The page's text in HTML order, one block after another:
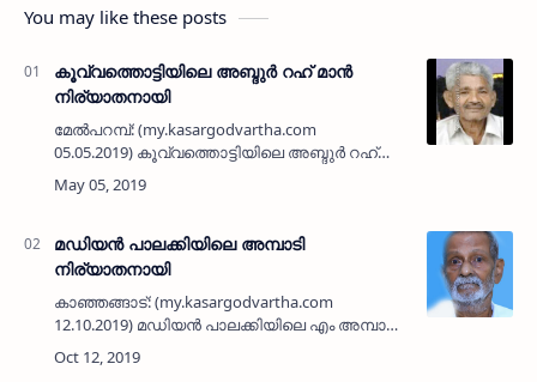
You may like these posts
കൂവ്വത്തൊട്ടിയിലെ അബ്ദുര്‍ റഹ് മാന്‍
നിര്യാതനായി
മേല്‍പറമ്പ്: (my.kasargodvartha.com
05.05.2019) കൂവ്വത്തൊട്ടിയിലെ അബ്ദുര്‍ റഹ്
മാന്‍ (68)നിര്യാതനായി. മേല്‍പറമ്പ് സത്യനാഥ്
ആശുപത്രിക്ക് എതിര്‍വശം വര്‍ഷങ്ങളായി കാര്‍
മഡിയന്‍ പാലക്കിയിലെ അമ്പാടി
നിര്യാതനായി
കാഞ്ഞങ്ങാട്: (my.kasargodvartha.com
12.10.2019) മഡിയന്‍ പാലക്കിയിലെ എം അമ്പാടി
(78) നിര്യാതനായി. ആദ്യകാല സി പി എം
പ്രവര്‍ത്തകനും മെമ്പറുമായിരുന്നു. ഭാര്യ: ടി.